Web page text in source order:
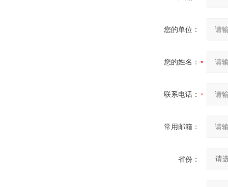
您的单位：
您的姓名：
联系电话：
常用邮箱：
省份：